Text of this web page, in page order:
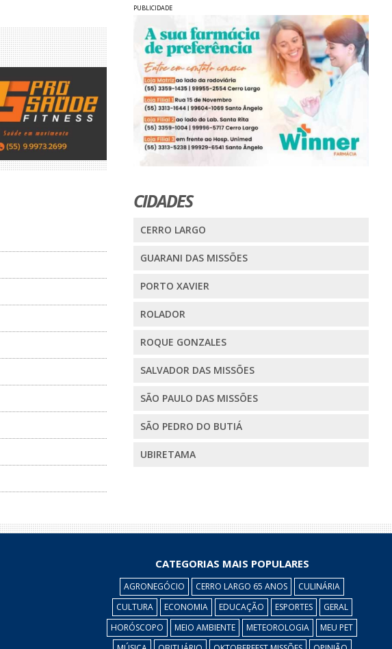
PUBLICIDADE
CIDADES
CERRO LARGO
GUARANI DAS MISSÕES
PORTO XAVIER
ROLADOR
ROQUE GONZALES
SALVADOR DAS MISSÕES
SÃO PAULO DAS MISSÕES
SÃO PEDRO DO BUTIÁ
UBIRETAMA
CATEGORIAS MAIS POPULARES
AGRONEGÓCIO CERRO LARGO 65 ANOS
CULINÁRIA
CULTURA
ECONOMIA EDUCAÇÃO ESPORTES
GERAL
HORÓSCOPO
MEIO AMBIENTE METEOROLOGIA
MEU PET